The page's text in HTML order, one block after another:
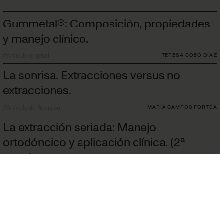
Gummetal®: Composición, propiedades
y manejo clínico.
TERESA COBO DÍAZ
La sonrisa. Extracciones versus no
extracciones.
MARÍA CAMPOS FORTEA
La extracción seriada: Manejo
ortodóncico y aplicación clínica. (2ª
parte).